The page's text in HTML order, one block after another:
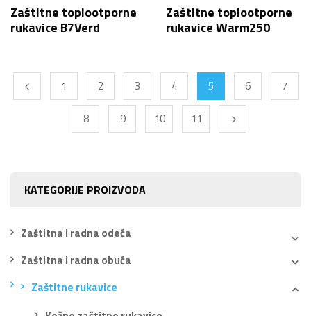
KATEGORIJE PROIZVODA
Zaštitna i radna odeća
Zaštitna i radna obuća
Zaštitne rukavice
Zaštitne toplootporne
rukavice B7Verd
Zaštitne toplootporne
rukavice Warm250
1 2 3 4 5 6 7
8 9 10 11